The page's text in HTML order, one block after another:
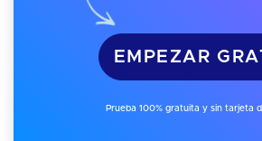
EMPEZAR
Prueba 100% gratuita y sin tarjeta